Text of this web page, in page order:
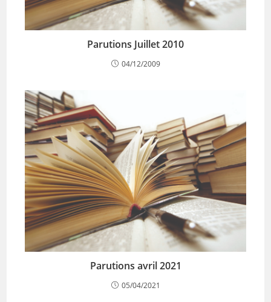
Parutions Juillet 2010
04/12/2009
Parutions avril 2021
05/04/2021